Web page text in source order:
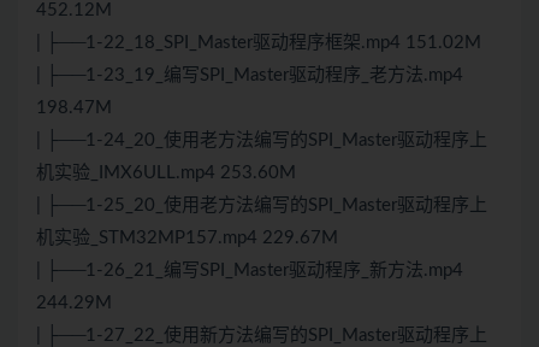
452.12M
| ├──1-22_18_SPI_Master驱动程序框架.mp4 151.02M
| ├──1-23_19_编写SPI_Master驱动程序_老方法.mp4
198.47M
| ├──1-24_20_使用老方法编写的SPI_Master驱动程序上
机实验_IMX6ULL.mp4 253.60M
| ├──1-25_20_使用老方法编写的SPI_Master驱动程序上
机实验_STM32MP157.mp4 229.67M
| ├──1-26_21_编写SPI_Master驱动程序_新方法.mp4
244.29M
| ├──1-27_22_使用新方法编写的SPI_Master驱动程序上